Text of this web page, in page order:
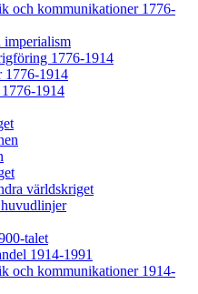
och kommunikationer 1776-
imperialism
1776-1914
1776-1914
1914
världskriget
talet
1914-1991
och kommunikationer 1914-